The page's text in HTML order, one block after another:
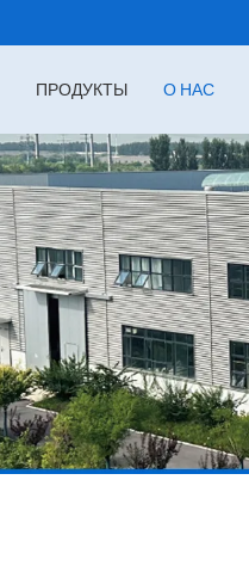
ПРОДУКТЫ О НАС